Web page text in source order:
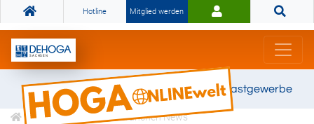
Hotline Mitglied werden
Gemeinsam stark für das Gastgewerbe
Informationen Branchen News